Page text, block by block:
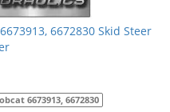
6672830 Skid Steer
6673913, 6672830